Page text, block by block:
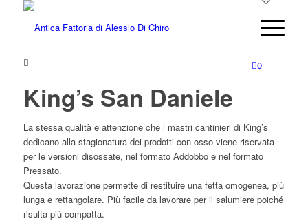
0
King’s San Daniele
La stessa qualità e attenzione che i mastri cantinieri di King’s
dedicano alla stagionatura dei prodotti con osso viene riservata
per le versioni disossate, nel formato Addobbo e nel formato
Pressato.
Questa lavorazione permette di restituire una fetta omogenea, più
lunga e rettangolare. Più facile da lavorare per il salumiere poiché
risulta più compatta.